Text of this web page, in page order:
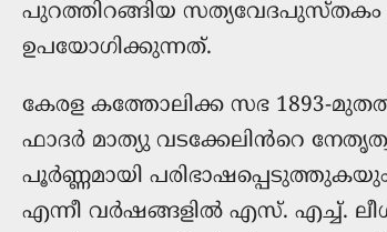
പുറത്തിറങ്ങിയ
ഉപയോഗിക്കുന്നത്.
കേരള കത്തോലിക്ക സഭ‍ 1893-
ഫാദർ മാത്യു വടക്കേലിൻറെ
പൂർണ്ണമായി പരിഭാഷപ്പെടുത്തുകയും
എന്നീ വർഷങ്ങളിൽ എസ്. എച്ച്.